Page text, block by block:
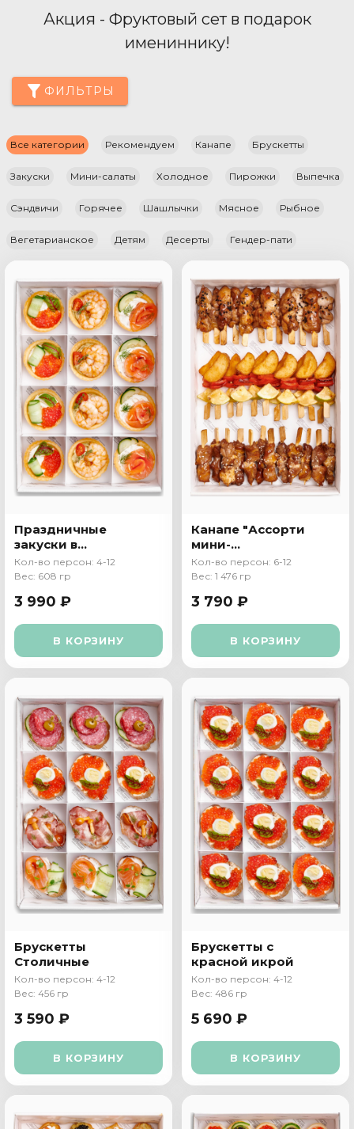
Акция - Фруктовый сет в подарок
имениннику!
ФИЛЬТРЫ
Все категории Рекомендуем Канапе Брускетты
Закуски Мини-салаты Холодное Пирожки Выпечка
Сэндвичи Горячее Шашлычки Мясное Рыбное
Вегетарианское Детям Десерты Гендер-пати
Праздничные
закуски в
тарталетках
Кол-во персон: 4-12
Вес: 608 гр
3 990 ₽
В КОРЗИНУ
Канапе "Ассорти
мини-
шашлычков"
Кол-во персон: 6-12
Вес: 1 476 гр
3 790 ₽
В КОРЗИНУ
Брускетты
Столичные
Кол-во персон: 4-12
Вес: 456 гр
3 590 ₽
В КОРЗИНУ
Брускетты с
красной икрой
Кол-во персон: 4-12
Вес: 486 гр
5 690 ₽
В КОРЗИНУ